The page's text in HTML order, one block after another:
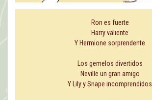
Ron es fuerte
Harry valiente
Y Hermione sorprendente
Los gemelos divertidos
Neville un gran amigo
Y Lily y Snape incomprendidos